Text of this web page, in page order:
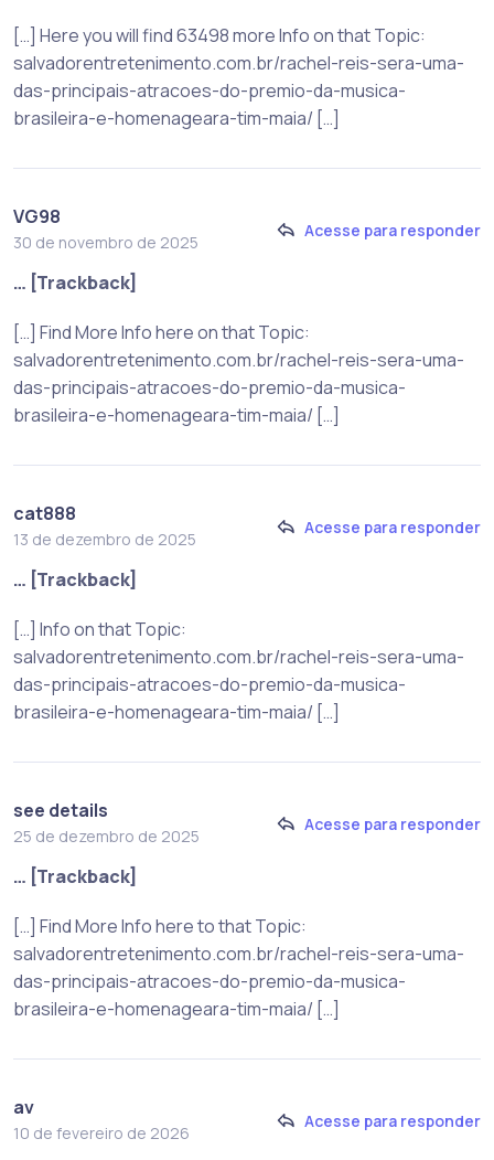
[…] Here you will find 63498 more Info on that Topic:
salvadorentretenimento.com.br/rachel-reis-sera-uma-
das-principais-atracoes-do-premio-da-musica-
brasileira-e-homenageara-tim-maia/ […]
VG98
30 de novembro de 2025
Acesse para responder
… [Trackback]
[…] Find More Info here on that Topic:
salvadorentretenimento.com.br/rachel-reis-sera-uma-
das-principais-atracoes-do-premio-da-musica-
brasileira-e-homenageara-tim-maia/ […]
cat888
13 de dezembro de 2025
Acesse para responder
… [Trackback]
[…] Info on that Topic:
salvadorentretenimento.com.br/rachel-reis-sera-uma-
das-principais-atracoes-do-premio-da-musica-
brasileira-e-homenageara-tim-maia/ […]
see details
25 de dezembro de 2025
Acesse para responder
… [Trackback]
[…] Find More Info here to that Topic:
salvadorentretenimento.com.br/rachel-reis-sera-uma-
das-principais-atracoes-do-premio-da-musica-
brasileira-e-homenageara-tim-maia/ […]
av
10 de fevereiro de 2026
Acesse para responder